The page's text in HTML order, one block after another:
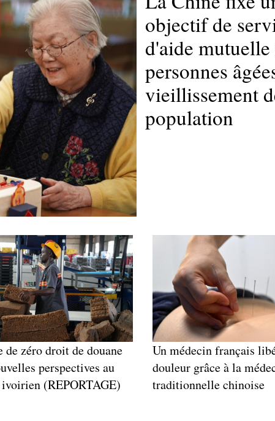
objectif de
d'aide
personnes
vieillissement
population
zéro droit de douane
perspectives au
(REPORTAGE)
Un médecin français
douleur grâce à la
traditionnelle chinoise